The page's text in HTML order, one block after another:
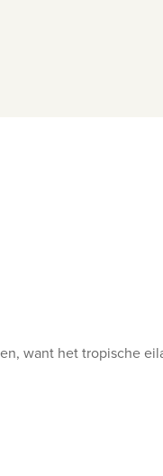
want het tropische